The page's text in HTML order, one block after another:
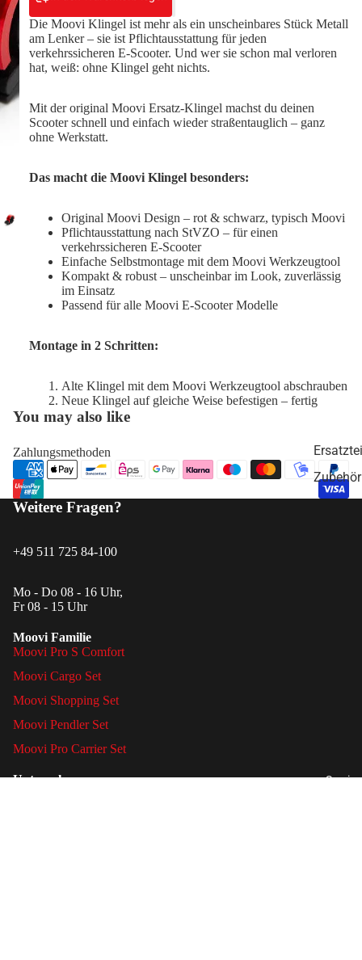
Zubehör /
Zubehör
Service
Die Moovi Klingel ist mehr als ein unscheinbares Stück Metall
am Lenker – sie ist Pflichtausstattung für jeden
verkehrssicheren E-Scooter. Und wer sie schon mal verloren
hat, weiß: ohne Klingel geht nichts.
Mit der original Moovi Ersatz-Klingel machst du deinen
Scooter schnell und einfach wieder straßentauglich – ganz
ohne Werkstatt.
Das macht die Moovi Klingel besonders:
Original Moovi Design – rot & schwarz, typisch Moovi
Pflichtausstattung nach StVZO – für einen
verkehrssicheren E-Scooter
Einfache Selbstmontage mit dem Moovi Werkzeugtool
Kompakt & robust – unscheinbar im Look, zuverlässig
im Einsatz
Passend für alle Moovi E-Scooter Modelle
Montage in 2 Schritten:
Alte Klingel mit dem Moovi Werkzeugtool abschrauben
Neue Klingel auf gleiche Weise befestigen – fertig
You may also like
Zahlungsmethoden
Weitere Fragen?
+49 511 725 84-100
Mo - Do 08 - 16 Uhr,
Fr 08 - 15 Uhr
Moovi Familie
Moovi Pro S Comfort
Moovi Cargo Set
Moovi Shopping Set
Moovi Pendler Set
Moovi Pro Carrier Set
Unternehmen